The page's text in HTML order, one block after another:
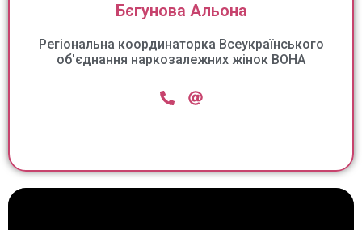
Бєгунова Альона
Регіональна координаторка Всеукраїнського
об'єднання наркозалежних жінок ВОНА